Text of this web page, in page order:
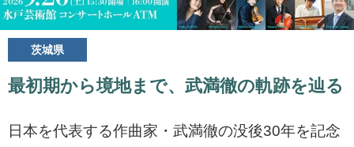
茨城県
最初期から境地まで、武満徹の軌跡を辿る
日本を代表する作曲家・武満徹の没後30年を記念